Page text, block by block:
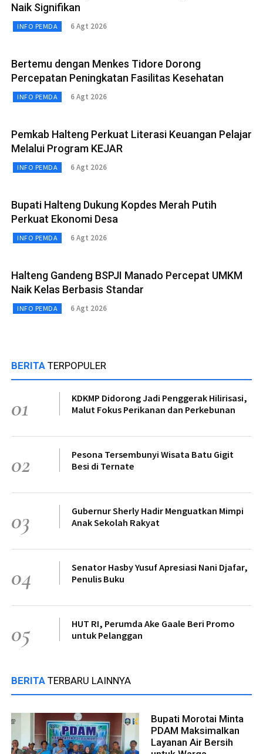
Naik Signifikan
INFO PEMDA 6 Agt 2026
Bertemu dengan Menkes Tidore Dorong
Percepatan Peningkatan Fasilitas Kesehatan
INFO PEMDA 6 Agt 2026
Pemkab Halteng Perkuat Literasi Keuangan Pelajar
Melalui Program KEJAR
INFO PEMDA 6 Agt 2026
Bupati Halteng Dukung Kopdes Merah Putih
Perkuat Ekonomi Desa
INFO PEMDA 6 Agt 2026
Halteng Gandeng BSPJI Manado Percepat UMKM
Naik Kelas Berbasis Standar
INFO PEMDA 6 Agt 2026
BERITA TERPOPULER
01
KDKMP Didorong Jadi Penggerak Hilirisasi,
Malut Fokus Perikanan dan Perkebunan
02
Pesona Tersembunyi Wisata Batu Gigit
Besi di Ternate
03
Gubernur Sherly Hadir Menguatkan Mimpi
Anak Sekolah Rakyat
04
Senator Hasby Yusuf Apresiasi Nani Djafar,
Penulis Buku
05
HUT RI, Perumda Ake Gaale Beri Promo
untuk Pelanggan
BERITA TERBARU LAINNYA
Bupati Morotai Minta
PDAM Maksimalkan
Layanan Air Bersih